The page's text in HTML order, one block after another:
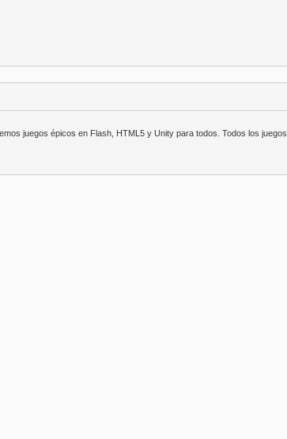
juegos épicos en Flash, HTML5 y Unity para todos. Todos los juegos